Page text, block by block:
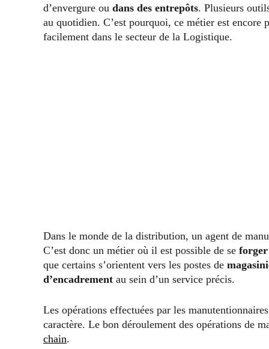
d’envergure ou dans des entrepôts. Plusieurs
au quotidien. C’est pourquoi, ce métier est
facilement dans le secteur de la Logistique.
Dans le monde de la distribution, un agent de
C’est donc un métier où il est possible de se
que certains s’orientent vers les postes de
d’encadrement au sein d’un service précis.
Les opérations effectuées par les
caractère. Le bon déroulement des opérations de
chain.